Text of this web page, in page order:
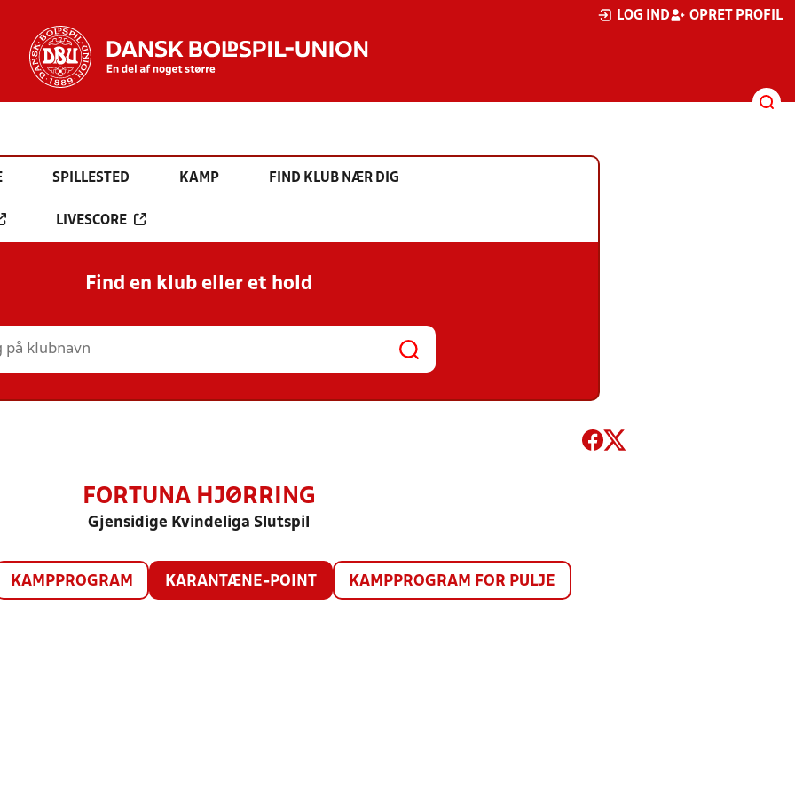
LOG IND OPRET PROFIL
SPILLESTED KAMP FIND KLUB NÆR DIG
LIVESCORE
Find en klub eller et hold
FORTUNA HJØRRING
Gjensidige Kvindeliga Slutspil
KAMPPROGRAM KARANTÆNE-POINT KAMPPROGRAM FOR PULJE